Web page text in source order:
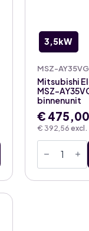
3,5kW
MSZ-
€ 392,56 excl.
Mitsubishi
MSZ-
binnenunit
€ 475,00
Mitsubishi
Electric
MSZ-
AY35VGK